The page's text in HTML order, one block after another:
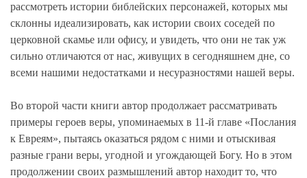
рассмотреть истории библейских персонажей, которых мы
склонны идеализировать, как истории своих соседей по
церковной скамье или офису, и увидеть, что они не так уж
сильно отличаются от нас, живущих в сегодняшнем дне, со
всеми нашими недостатками и несуразностями нашей веры.
Во второй части книги автор продолжает рассматривать
примеры героев веры, упоминаемых в 11-й главе «Послания
к Евреям», пытаясь оказаться рядом с ними и отыскивая
разные грани веры, угодной и угождающей Богу. Но в этом
продолжении своих размышлений автор находит то, что